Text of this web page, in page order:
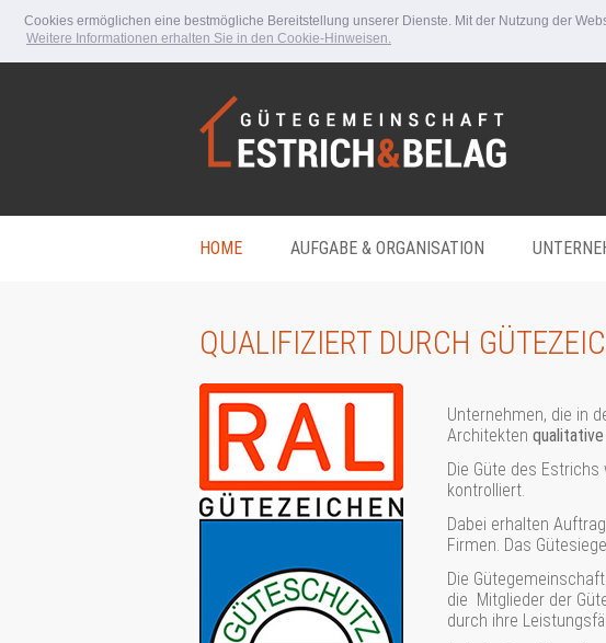
Cookies ermöglichen eine bestmögliche Bereitstellung unserer Dienste. Mit der Nutzung der
Weitere Informationen erhalten Sie in den Cookie-Hinweisen.
HOME AUFGABE & ORGANISATION
QUALIFIZIERT DURCH
Unternehmen, die in
Architekten
Die Güte des
kontrolliert.
Dabei erhalten
Firmen. Das
Die
die Mitglieder der
durch ihre